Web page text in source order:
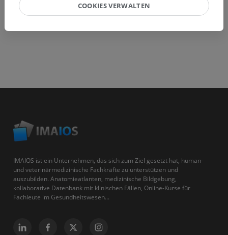
IMAIOS ist ein Unternehmen, das sich zum Ziel gesetzt hat, human-
und veterinärmedizinische Fachkräfte zu unterstützen und
auszubilden. Anatomieatlanten, medizinische Bildgebung,
kollaborative Datenbank mit klinischen Fällen, Online-Kurse für
Fachleute im Gesundheitswesen...
COOKIES VERWALTEN